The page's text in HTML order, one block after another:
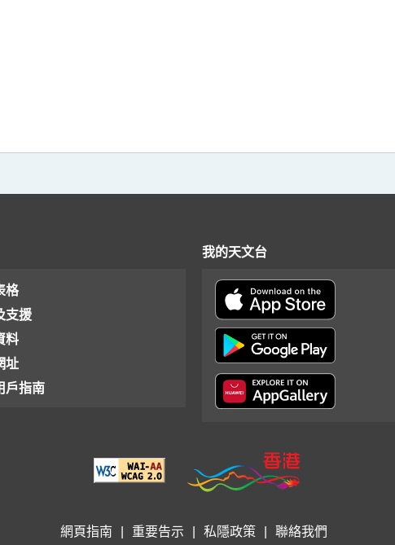
格
支援
料
址
戶指南
我的天文台
網頁指南 重要告示 私隱政策 聯絡我們